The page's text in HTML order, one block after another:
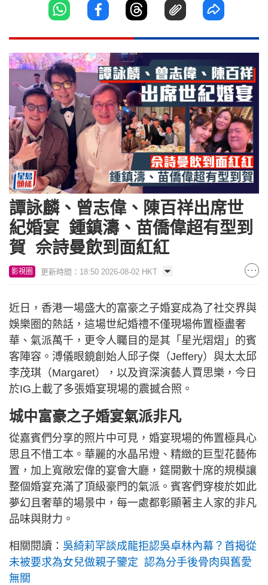
譚詠麟、曾志偉、陳百祥出席世
紀婚宴 鍾鎮濤、苗僑偉超有型到
賀 佘詩曼飲到面紅紅
影視圈 更新時間：18:50 2026-08-02 HKT
近日，香港一場盛大的富豪之子婚宴成為了社交界與
娛樂圈的熱話，這場世紀婚禮不僅現場佈置極盡奢
華、氣派萬千，更令人矚目的是其「星光熠熠」的賓
客陣容。溥儀眼鏡創始人邱子傑（Jeffery）與太太邱
李茂琪（Margaret），以及資深演藝人賈思樂，今日
於IG上載了多張婚宴現場的震撼合照。
城中富豪之子婚宴氣派非凡
從嘉賓們分享的照片中可見，婚宴現場的佈置極具心
思且不惜工本。華麗的水晶吊燈、精緻的巨型花藝佈
置，加上寬敞宏偉的宴會大廳，筵開數十席的規模讓
整個婚宴充滿了頂級豪門的氣派。賓客們穿梭於如此
夢幻且奢華的場景中，每一處都彰顯著主人家的非凡
品味與財力。
相關閱讀： 吳綺莉罕談成龍拒認吳卓林內幕？首揭從
未被要求為女兒做親子鑒定 認為分手後骨肉與舊愛
無關